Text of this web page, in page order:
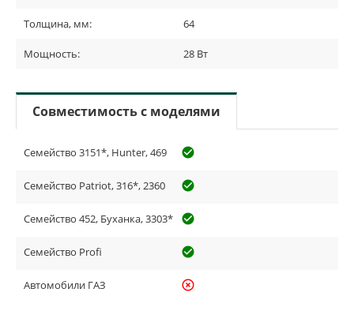
Толщина, мм: 64
Мощность: 28 Вт
Совместимость с моделями
Семейство 3151*, Hunter, 469 check_circle_outline
Семейство Patriot, 316*, 2360 check_circle_outline
Семейство 452, Буханка, 3303* check_circle_outline
Семейство Profi check_circle_outline
Автомобили ГАЗ highlight_off